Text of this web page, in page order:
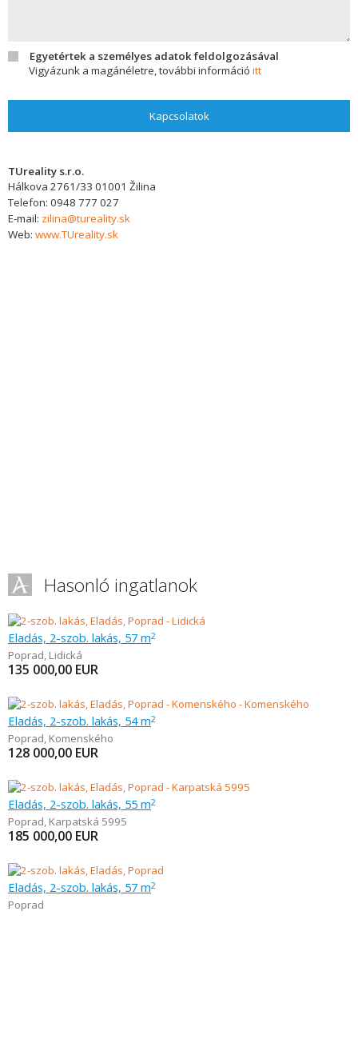
Egyetértek a személyes adatok feldolgozásával
Vigyázunk a magánéletre, további információ itt
Kapcsolatok
TUreality s.r.o.
Hálkova 2761/33 01001 Žilina
Telefon: 0948 777 027
E-mail: zilina@tureality.sk
Web: www.TUreality.sk
Hasonló ingatlanok
Eladás, 2-szob. lakás, 57 m2
Poprad, Lidická
135 000,00 EUR
Eladás, 2-szob. lakás, 54 m2
Poprad, Komenského
128 000,00 EUR
Eladás, 2-szob. lakás, 55 m2
Poprad, Karpatská 5995
185 000,00 EUR
Eladás, 2-szob. lakás, 57 m2
Poprad